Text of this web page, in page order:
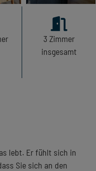
3 Zimmer
insgesamt
lebt. Er fühlt sich in
Sie sich an den